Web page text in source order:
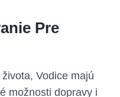
Pre
Vodice majú
možnosti dopravy i